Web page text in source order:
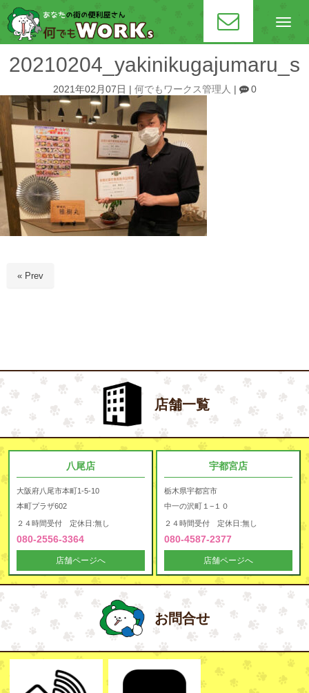
N
v
a
20210204_yakinikugajumaru_s
2021年02月07日 何でもワークス管理人 0
« Prev
店舗一覧
八尾店
大阪府八尾市本町1-5-10
本町プラザ602
２４時間受付 定休日:無し
080-2556-3364
店舗ページへ
宇都宮店
栃木県宇都宮市
中一の沢町１−１０
２４時間受付 定休日:無し
080-4587-2377
店舗ページへ
お問合せ